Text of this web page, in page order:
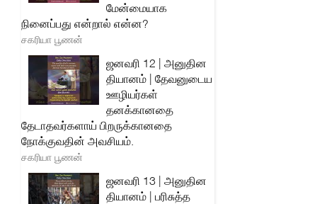
மேன்மையாக
நினைப்பது என்றால் என்ன?
சகரியா பூணன்
ஜனவரி 12 | அனுதின
தியானம் | தேவனுடைய
ஊழியர்கள்
தனக்கானதை
தேடாதவர்களாய் பிறருக்கானதை
நோக்குவதின் அவசியம்.
சகரியா பூணன்
ஜனவரி 13 | அனுதின
தியானம் | பரிசுத்த